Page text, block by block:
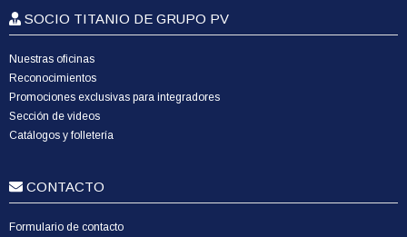
SOCIO TITANIO DE GRUPO PV
Nuestras oficinas
Reconocimientos
Promociones exclusivas para integradores
Sección de videos
Catálogos y folletería
CONTACTO
Formulario de contacto